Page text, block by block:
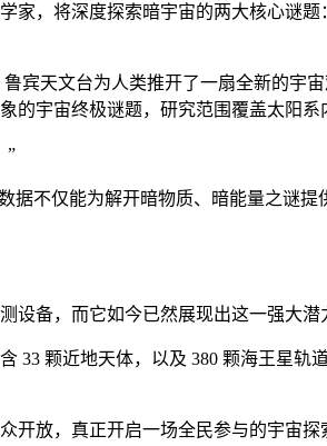
，将深度探索暗宇宙的两大核心谜
宾天文台为人类推开了一扇全新的宇
的宇宙终极谜题，研究范围覆盖太阳系
”
不仅能为解开暗物质、暗能量之谜
备，而它如今已然展现出这一强大潜
33 颗近地天体，以及 380 颗海王星轨
放，真正开启一场全民参与的宇宙探